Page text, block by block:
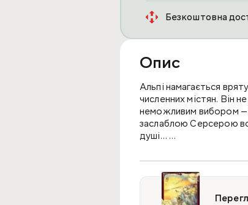
Безкоштовна
Опис
Альпі намагається
численних містян. Він
неможливим вибором —
заслаблою Серсерою
душі…
Заразом Альпі
Тим паче та знала її
Тож мандри Альпі